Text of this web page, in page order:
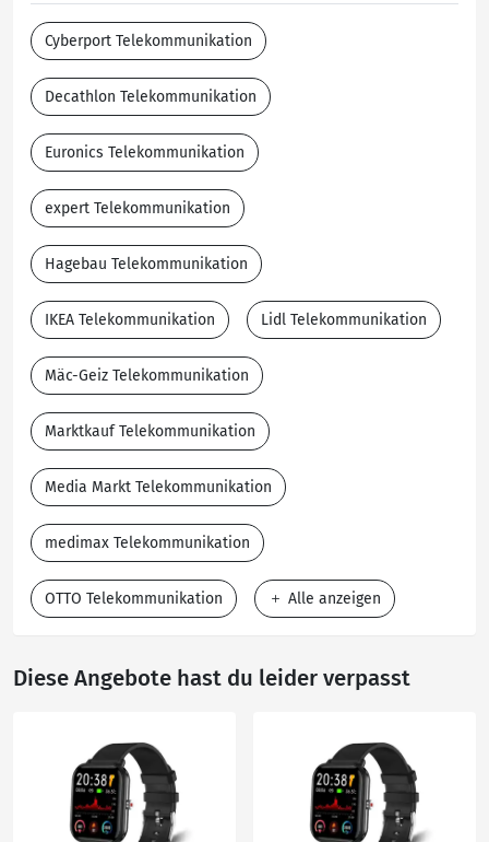
Cyberport Telekommunikation
Decathlon Telekommunikation
Euronics Telekommunikation
expert Telekommunikation
Hagebau Telekommunikation
IKEA Telekommunikation Lidl Telekommunikation
Mäc-Geiz Telekommunikation
Marktkauf Telekommunikation
Media Markt Telekommunikation
medimax Telekommunikation
OTTO Telekommunikation Alle anzeigen
Diese Angebote hast du leider verpasst